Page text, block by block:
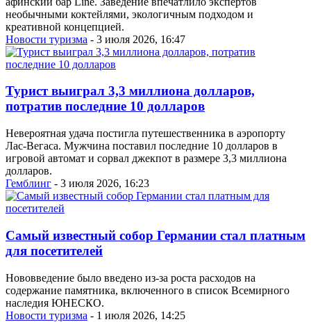
необычными коктейлями, экологичным подходом и
креативной концепцией.
Новости туризма - 3 июля 2026, 16:47
Турист выиграл 3,3 миллиона долларов,
потратив последние 10 долларов
Невероятная удача постигла путешественника в аэропорту
Лас-Вегаса. Мужчина поставил последние 10 долларов в
игровой автомат и сорвал джекпот в размере 3,3 миллиона
долларов.
Гемблинг - 3 июля 2026, 16:23
Самый известный собор Германии стал платным
для посетителей
Нововведение было введено из-за роста расходов на
содержание памятника, включенного в список Всемирного
наследия ЮНЕСКО.
Новости туризма - 1 июля 2026, 14:25